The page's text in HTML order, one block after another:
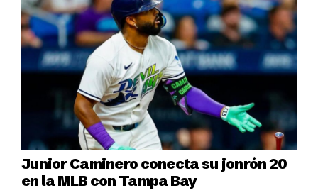
Junior Caminero conecta su jonrón 20
en la MLB con Tampa Bay